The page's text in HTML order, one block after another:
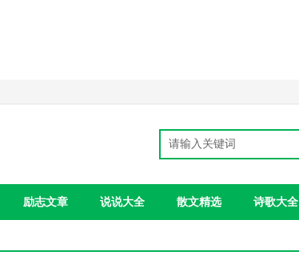
励志文章 说说大全 散文精选 诗歌大全